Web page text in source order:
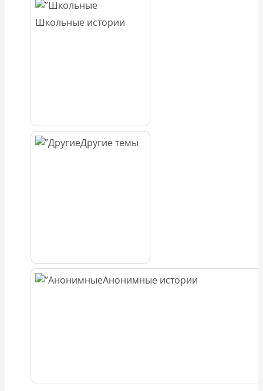
Школьные истории
Другие темы
Анонимные истории